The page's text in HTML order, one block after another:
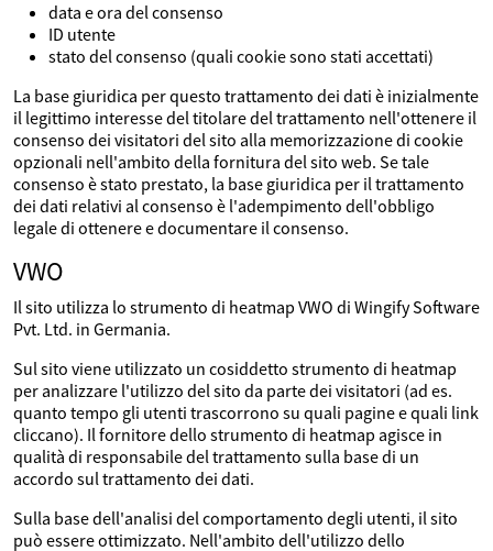
data e ora del consenso
ID utente
stato del consenso (quali cookie sono stati accettati)
La base giuridica per questo trattamento dei dati è inizialmente
il legittimo interesse del titolare del trattamento nell'ottenere il
consenso dei visitatori del sito alla memorizzazione di cookie
opzionali nell'ambito della fornitura del sito web. Se tale
consenso è stato prestato, la base giuridica per il trattamento
dei dati relativi al consenso è l'adempimento dell'obbligo
legale di ottenere e documentare il consenso.
VWO
Il sito utilizza lo strumento di heatmap VWO di Wingify Software
Pvt. Ltd. in Germania.
Sul sito viene utilizzato un cosiddetto strumento di heatmap
per analizzare l'utilizzo del sito da parte dei visitatori (ad es.
quanto tempo gli utenti trascorrono su quali pagine e quali link
cliccano). Il fornitore dello strumento di heatmap agisce in
qualità di responsabile del trattamento sulla base di un
accordo sul trattamento dei dati.
Sulla base dell'analisi del comportamento degli utenti, il sito
può essere ottimizzato. Nell'ambito dell'utilizzo dello